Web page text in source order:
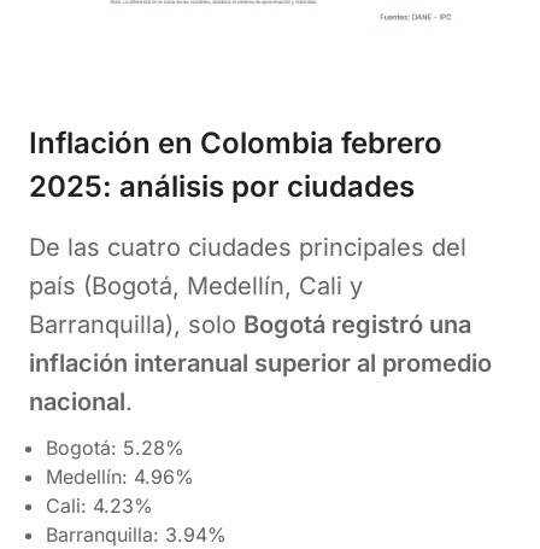
Inflación en Colombia febrero
2025: análisis por ciudades
De las cuatro ciudades principales del
país (Bogotá, Medellín, Cali y
Barranquilla), solo Bogotá registró una
inflación interanual superior al promedio
nacional.
Bogotá: 5.28%
Medellín: 4.96%
Cali: 4.23%
Barranquilla: 3.94%